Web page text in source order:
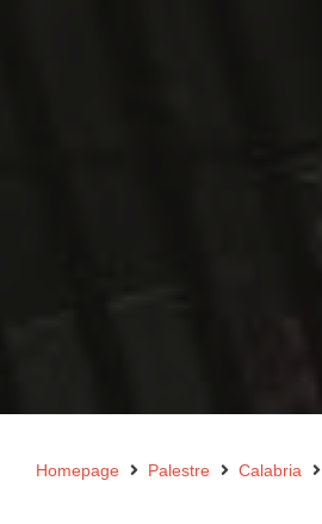
Homepage Palestre Calabria